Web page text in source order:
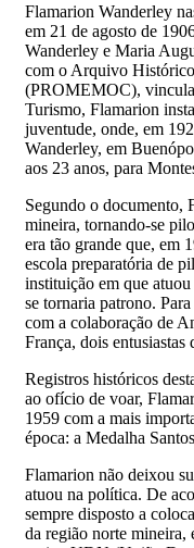
Flamarion Wanderley
em 21 de agosto de
Wanderley e Maria
com o Arquivo
(PROMEMOC),
Turismo, Flamarion
juventude, onde, em
Wanderley, em
aos 23 anos, para
Segundo o documento,
mineira, tornando-se
era tão grande que, em
escola preparatória de
instituição em que
se tornaria patrono.
com a colaboração de
França, dois entusiastas
Registros históricos
ao ofício de voar,
1959 com a mais
época: a Medalha
Flamarion não deixou
atuou na política. De
sempre disposto a
da região norte mineira,